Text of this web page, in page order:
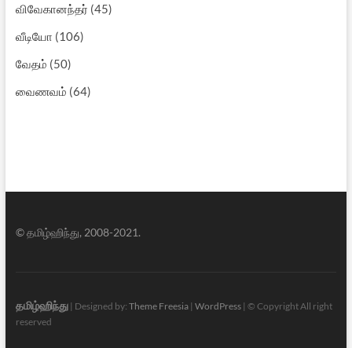
விவேகானந்தர் (45)
வீடியோ (106)
வேதம் (50)
வைணவம் (64)
© தமிழ்ஹிந்து, 2008-2021.
தமிழ்ஹிந்து| Designed by: Theme Freesia| WordPress| © Copyright All right
reserved